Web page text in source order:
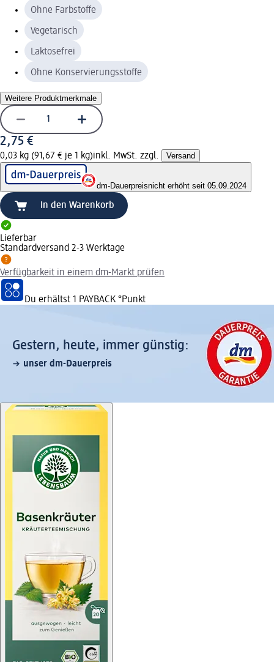
Ohne Farbstoffe
Vegetarisch
Laktosefrei
Ohne Konservierungsstoffe
Weitere Produktmerkmale
2,75 €
0,03 kg (91,67 € je 1 kg)inkl. MwSt. zzgl. Versand
dm-Dauerpreisnicht erhöht seit 05.09.2024
In den Warenkorb
Lieferbar
Standardversand 2-3 Werktage
Verfügbarkeit in einem dm-Markt prüfen
Du erhältst 1 PAYBACK °Punkt
Gestern, heute, immer günstig:
unser dm-Dauerpreis